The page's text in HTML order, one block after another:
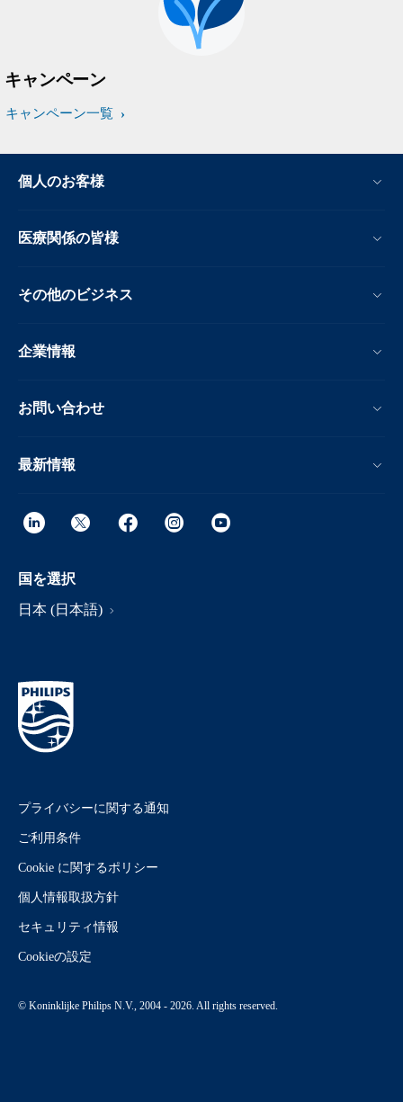
キャンペーン
キャンペーン一覧
個人のお客様
医療関係の皆様
その他のビジネス
企業情報
お問い合わせ
最新情報
国を選択
日本 (日本語)
プライバシーに関する通知
ご利用条件
Cookie に関するポリシー
個人情報取扱方針
セキュリティ情報
Cookieの設定
© Koninklijke Philips N.V., 2004 - 2026. All rights reserved.